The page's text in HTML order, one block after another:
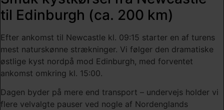
til Edinburgh (ca. 200 km)
Efter ankomst til Newcastle kl. 09:15 starter en af turens
mest naturskønne strækninger. Vi følger den dramatiske
østlige kyst nordpå mod Edinburgh, med forventet
ankomst omkring kl. 15:00.
Dagen byder på mere end transport – undervejs holder vi
flere velvalgte pauser ved nogle af Nordenglands